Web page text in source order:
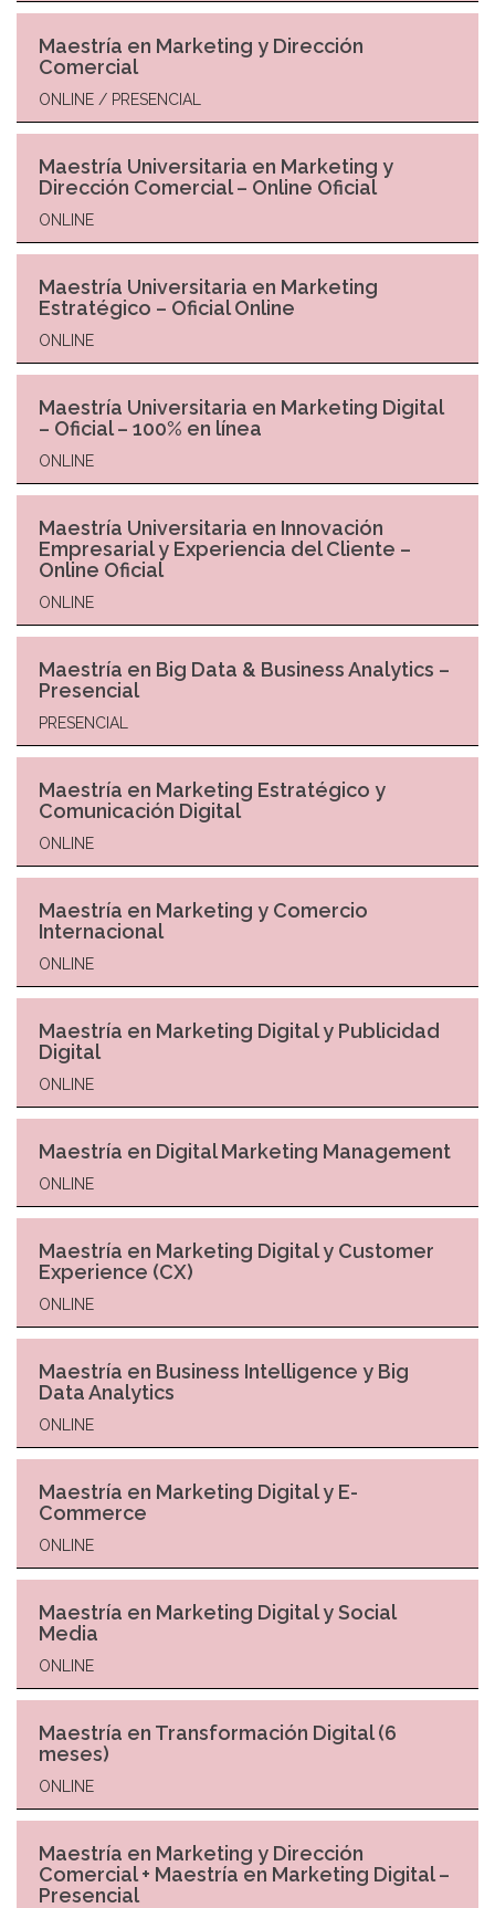
Maestría en Marketing y Dirección
Comercial
ONLINE / PRESENCIAL
Maestría Universitaria en Marketing y
Dirección Comercial – Online Oficial
ONLINE
Maestría Universitaria en Marketing
Estratégico – Oficial Online
ONLINE
Maestría Universitaria en Marketing Digital
– Oficial – 100% en línea
ONLINE
Maestría Universitaria en Innovación
Empresarial y Experiencia del Cliente –
Online Oficial
ONLINE
Maestría en Big Data & Business Analytics –
Presencial
PRESENCIAL
Maestría en Marketing Estratégico y
Comunicación Digital
ONLINE
Maestría en Marketing y Comercio
Internacional
ONLINE
Maestría en Marketing Digital y Publicidad
Digital
ONLINE
Maestría en Digital Marketing Management
ONLINE
Maestría en Marketing Digital y Customer
Experience (CX)
ONLINE
Maestría en Business Intelligence y Big
Data Analytics
ONLINE
Maestría en Marketing Digital y E-
Commerce
ONLINE
Maestría en Marketing Digital y Social
Media
ONLINE
Maestría en Transformación Digital (6
meses)
ONLINE
Maestría en Marketing y Dirección
Comercial + Maestría en Marketing Digital –
Presencial